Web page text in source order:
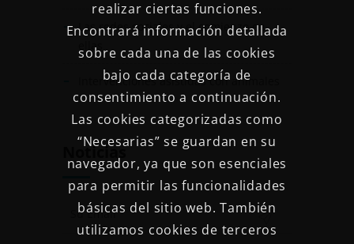
Las redes sociales y el comienzo en
ellas
Intervenciones asistidas con animales
Noticias
realizar ciertas funciones.
Encontrará información detallada
sobre cada una de las cookies
bajo cada categoría de
consentimiento a continuación.
Las cookies categorizadas como
“Necesarias” se guardan en su
navegador, ya que son esenciales
para permitir las funcionalidades
básicas del sitio web. También
utilizamos cookies de terceros